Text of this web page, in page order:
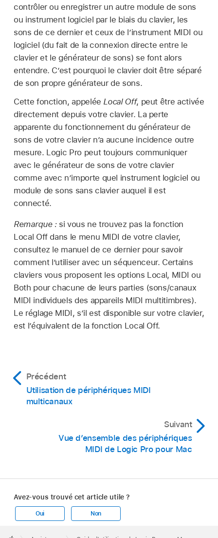
contrôler ou enregistrer un autre module de sons
ou instrument logiciel par le biais du clavier, les
sons de ce dernier et ceux de l’instrument MIDI ou
logiciel (du fait de la connexion directe entre le
clavier et le générateur de sons) se font alors
entendre. C’est pourquoi le clavier doit être séparé
de son propre générateur de sons.
Cette fonction, appelée Local Off, peut être activée
directement depuis votre clavier. La perte
apparente du fonctionnement du générateur de
sons de votre clavier n’a aucune incidence outre
mesure. Logic Pro peut toujours communiquer
avec le générateur de sons de votre clavier
comme avec n’importe quel instrument logiciel ou
module de sons sans clavier auquel il est
connecté.
Remarque : si vous ne trouvez pas la fonction
Local Off dans le menu MIDI de votre clavier,
consultez le manuel de ce dernier pour savoir
comment l’utiliser avec un séquenceur. Certains
claviers vous proposent les options Local, MIDI ou
Both pour chacune de leurs parties (sons/canaux
MIDI individuels des appareils MIDI multitimbres).
Le réglage MIDI, s’il est disponible sur votre clavier,
est l’équivalent de la fonction Local Off.
Précédent
Utilisation de périphériques MIDI
multicanaux
Suivant
Vue d’ensemble des périphériques
MIDI de Logic Pro pour Mac
Avez-vous trouvé cet article utile ?
Oui Non
Footer